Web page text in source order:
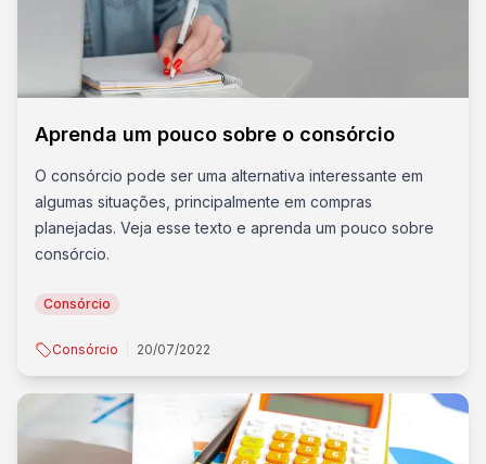
Aprenda um pouco sobre o consórcio
O consórcio pode ser uma alternativa interessante em
algumas situações, principalmente em compras
planejadas. Veja esse texto e aprenda um pouco sobre
consórcio.
Consórcio
Consórcio 20/07/2022